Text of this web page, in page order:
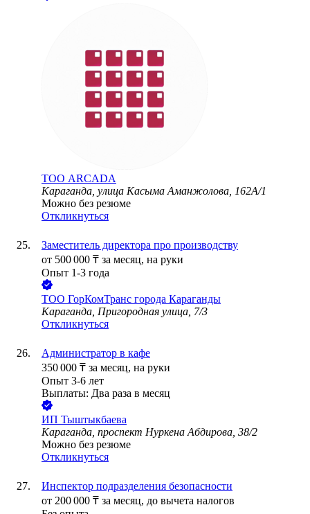
ТОО ARCADA
Караганда, улица Касыма Аманжолова, 162А/1
Можно без резюме
Откликнуться
Заместитель директора про производству
от 500 000 ₸ за месяц, на руки
Опыт 1-3 года
ТОО ГорКомТранс города Караганды
Караганда, Пригородная улица, 7/3
Откликнуться
Администратор в кафе
350 000 ₸ за месяц, на руки
Опыт 3-6 лет
Выплаты: Два раза в месяц
ИП Тыштыкбаева
Караганда, проспект Нуркена Абдирова, 38/2
Можно без резюме
Откликнуться
Инспектор подразделения безопасности
от 200 000 ₸ за месяц, до вычета налогов